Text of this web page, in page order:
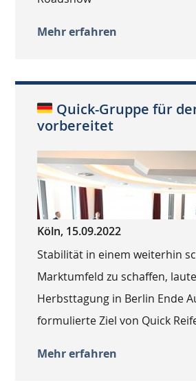
Mehr erfahren
Quick-Gruppe für
vorbereitet
Köln, 15.09.2022
Stabilität in einem weiterhin
Marktumfeld zu schaffen,
Herbsttagung in Berlin Ende
formulierte Ziel von Quick
Mehr erfahren